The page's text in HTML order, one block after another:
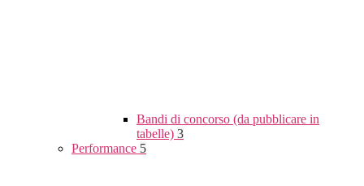
Bandi di concorso (da pubblicare in
tabelle) 3
Performance 5